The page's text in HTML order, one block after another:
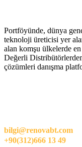
Portföyünde, dünya
teknoloji üreticisi yer
alan komşu ülkelerde
Değerli
çözümleri danışma
bilgi@renovabt.com
+90(312)666 13 49